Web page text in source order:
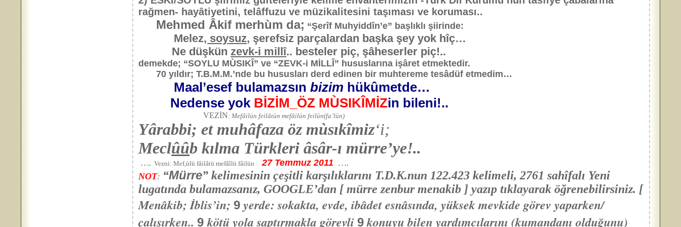
rağmen- hayâtiyetini, telâffuzu ve müzikalitesini taşıması ve koruması..
Mehmed Âkif merhùm da; “Şerîf Muhyiddîn’e” başlıklı şiirinde:
Melez, soysuz, şerefsiz parçalardan başka şey yok hîç…
Ne düşkün zevk-i millî.. besteler piç, şâheserler piç!..
demekde; “SOYLU MÙSIKÎ” ve “ZEVK-i MİLLÎ” hususlarına işâret etmektedir.
70 yıldır; T.B.M.M.’nde bu hususları derd edinen bir muhtereme tesâdüf etmedim…
Maal’esef bulamazsınbizim hükûmetde…
Nedense yok BİZİM_ÖZ MÙSIKÎMİZin bileni!..
VEZİN: Mefâilün feilâtün mefâilün feilün(fa’lün)
Yârabbi; et muhâfaza öz mùsıkîmiz‘i;
Meclûûb kılma Türkleri âsâr-ı mürre’ye!..
….Vezni: Mef,ùlü fâilâtü mefâîlü fâilün 27 Temmuz 2011 ….
NOT: “Mürre” kelimesinin çeşitli karşılıklarını T.D.K.nun 122.423 kelimeli, 2761 sahîfalı Yeni
lugatında bulamazsanız, GOOGLE’dan [ mürre zenbur menakib ] yazıp tıklayarak öğrenebilirsiniz. [
Menâkib; İblis’in;9 yerde: sokakta, evde, ibâdet esnâsında, yüksek mevkide görev yaparken/
çalışırken..9kötü yola saptırmakla görevli9konuyu bilen yardımcılarını (kumandanı olduğunu)